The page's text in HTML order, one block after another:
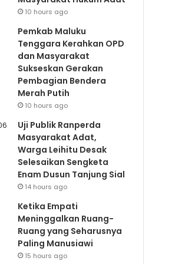
10 hours ago
Pemkab Maluku
Tenggara Kerahkan OPD
dan Masyarakat
Sukseskan Gerakan
Pembagian Bendera
Merah Putih
10 hours ago
Uji Publik Ranperda
Masyarakat Adat,
Warga Leihitu Desak
Selesaikan Sengketa
Enam Dusun Tanjung Sial
14 hours ago
Ketika Empati
Meninggalkan Ruang-
Ruang yang Seharusnya
Paling Manusiawi
15 hours ago